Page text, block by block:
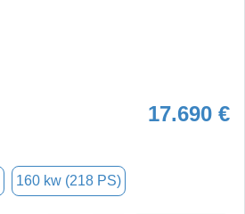
17.690 €
160 kw (218 PS)